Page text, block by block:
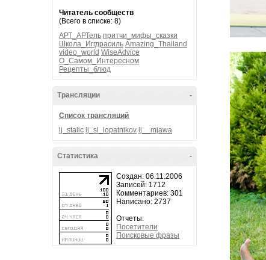
Читатель сообществ
(Всего в списке: 8)
АРТ_АРТель притчи_мифы_сказки
Школа_Иггдрасиль Amazing_Thailand
video_world WiseAdvice
О_Самом_Интересном
Рецепты_блюд
-
Трансляции
Список трансляций
lj_stalic lj_sl_lopatnikov lj__mjawa
-
Статистика
Создан: 06.11.2006
Записей: 1712
Комментариев: 301
Написано: 2737
Отчеты:
Посетители
Поисковые фразы